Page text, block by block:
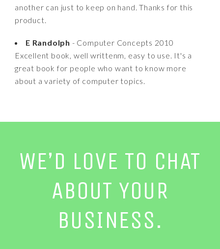
another can just to keep on hand. Thanks for this
product.
E Randolph - Computer Concepts 2010
Excellent book, well writtenm, easy to use. It's a
great book for people who want to know more
about a variety of computer topics.
WE’D LOVE TO CHAT
ABOUT YOUR
BUSINESS.